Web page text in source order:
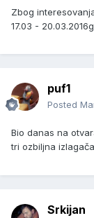
Zbog
17.03 - 20.03.2016g
puf1
Posted
Bio danas na
tri ozbiljna
Srkijan